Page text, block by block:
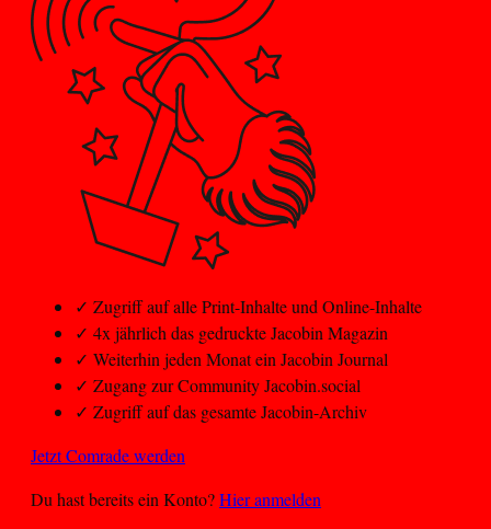
✓ Zugriff auf alle Print-Inhalte und Online-Inhalte
✓ 4x jährlich das gedruckte Jacobin Magazin
✓ Weiterhin jeden Monat ein Jacobin Journal
✓ Zugang zur Community Jacobin.social
✓ Zugriff auf das gesamte Jacobin-Archiv
Jetzt Comrade werden
Du hast bereits ein Konto?Hier anmelden